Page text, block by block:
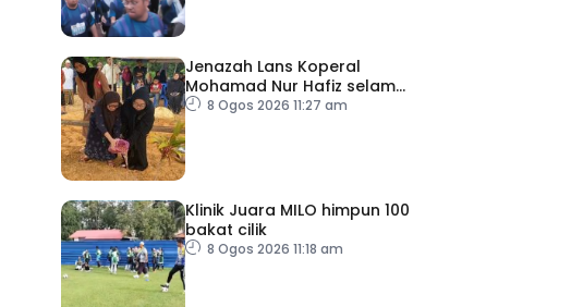
Jenazah Lans Koperal
Mohamad Nur Hafiz selamat
dikebumikan
8 Ogos 2026 11:27 am
Klinik Juara MILO himpun 100
bakat cilik
8 Ogos 2026 11:18 am